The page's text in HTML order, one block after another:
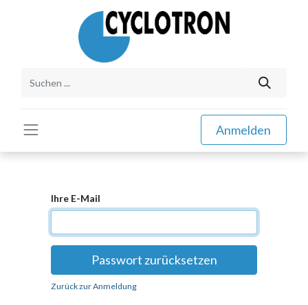
Anmelden
Ihre E-Mail
Passwort zurücksetzen
Zurück zur Anmeldung